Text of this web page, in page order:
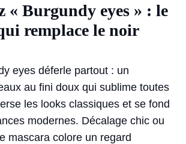
« Burgundy eyes » : le
remplace le noir
eyes déferle partout : un
au fini doux qui sublime toutes
les looks classiques et se fond
modernes. Décalage chic ou
mascara colore un regard